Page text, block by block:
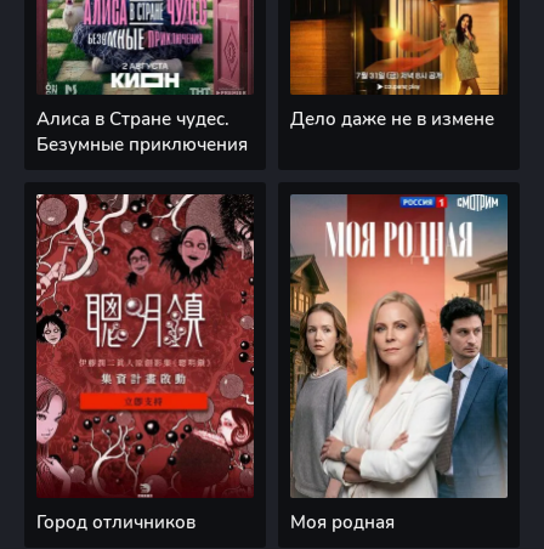
Алиса в Стране чудес.
Безумные приключения
Дело даже не в измене
Город отличников Моя родная